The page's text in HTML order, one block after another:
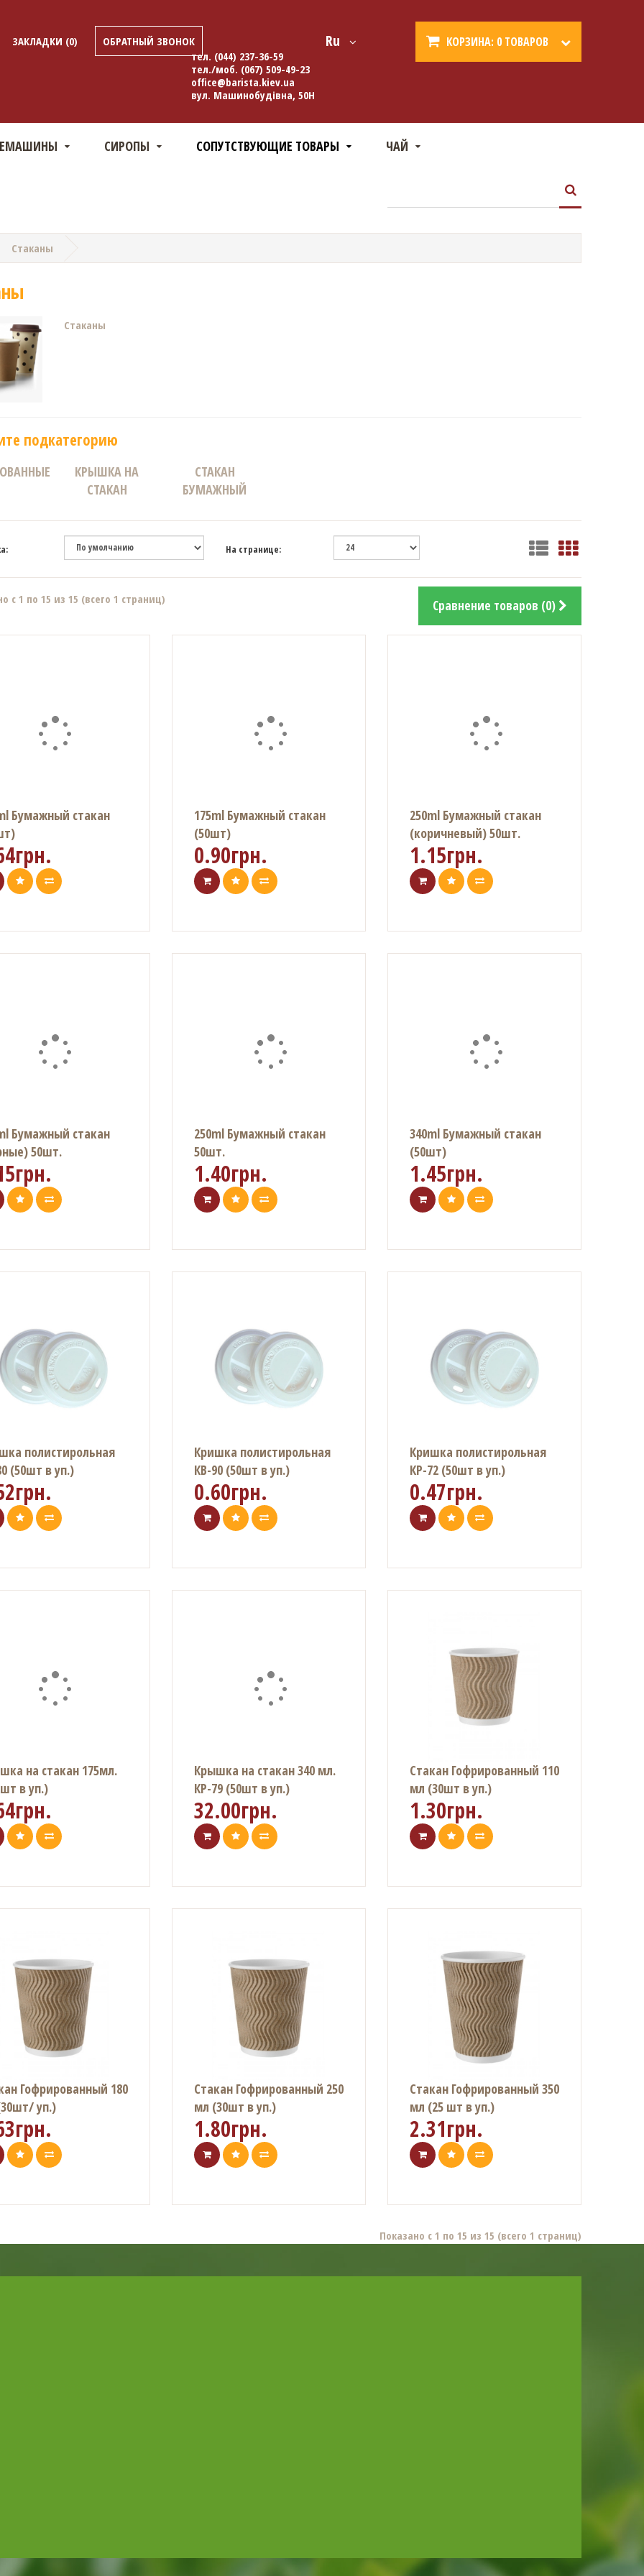
ЗАКЛАДКИ (0) ОБРАТНЫЙ ЗВОНОК КОРЗИНА: 0 ТОВАРОВ
Ru
тел. (044) 237-36-59
тел./моб. (067) 509-49-23
office@barista.kiev.ua
вул. Машинобудівна, 50Н
СИРОПЫ СОПУТСТВУЮЩИЕ ТОВАРЫ ЧАЙ
Стаканы
Стаканы
подкатегорию
КРЫШКА НА
СТАКАН
СТАКАН
БУМАЖНЫЙ
На странице:
с 1 по 15 из 15 (всего 1 страниц) Сравнение товаров (0)
Бумажный стакан
175ml Бумажный стакан
(50шт)
0.90грн.
250ml Бумажный стакан
(коричневый) 50шт.
1.15грн.
Бумажный стакан
50шт.
250ml Бумажный стакан
50шт.
1.40грн.
340ml Бумажный стакан
(50шт)
1.45грн.
полистирольная
(50шт в уп.)
Кришка полистирольная
КВ-90 (50шт в уп.)
0.60грн.
Кришка полистирольная
КР-72 (50шт в уп.)
0.47грн.
на стакан 175мл.
в уп.)
Крышка на стакан 340 мл.
КР-79 (50шт в уп.)
32.00грн.
Стакан Гофрированный 110
мл (30шт в уп.)
1.30грн.
Гофрированный 180
уп.)
Стакан Гофрированный 250
мл (30шт в уп.)
1.80грн.
Стакан Гофрированный 350
мл (25 шт в уп.)
2.31грн.
Показано с 1 по 15 из 15 (всего 1 страниц)